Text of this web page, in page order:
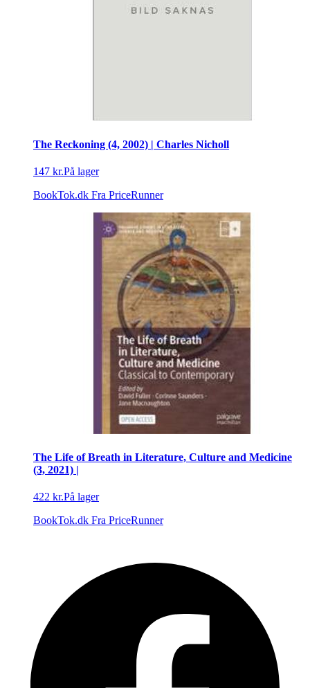
The Reckoning (4, 2002) | Charles Nicholl
147 kr.På lager
BookTok.dk Fra PriceRunner
The Life of Breath in Literature, Culture and Medicine
(3, 2021) |
422 kr.På lager
BookTok.dk Fra PriceRunner